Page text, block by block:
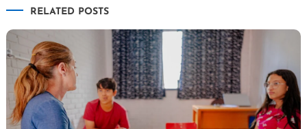
RELATED POSTS